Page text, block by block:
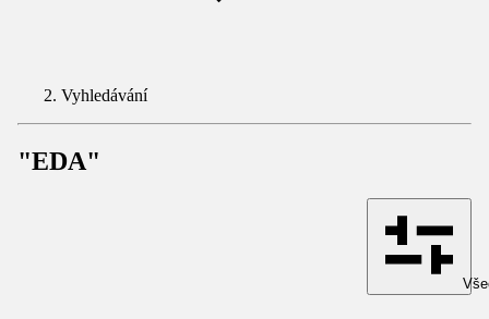
Vyhledávání
"EDA"